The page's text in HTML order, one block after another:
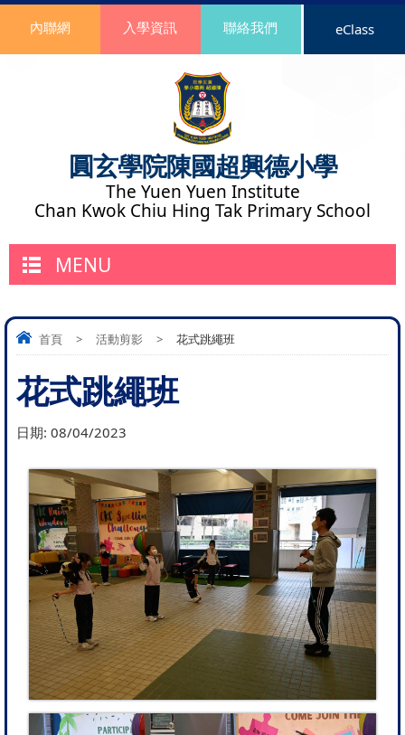
圓玄學院陳國超興德小學
The Yuen Yuen Institute
Chan Kwok Chiu Hing Tak Primary School
內聯網 入學資訊 聯絡我們 eClass
MENU
首頁 > 活動剪影 > 花式跳繩班
花式跳繩班
日期: 08/04/2023